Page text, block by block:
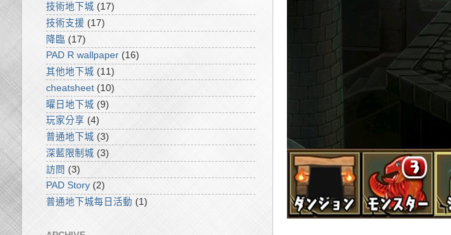
技術地下城 (17)
技術支援 (17)
降臨 (17)
PAD R wallpaper (16)
其他地下城 (11)
cheatsheet (10)
曜日地下城 (9)
玩家分享 (4)
普通地下城 (3)
深藍限制城 (3)
訪問 (3)
PAD Story (2)
普通地下城每日活動 (1)